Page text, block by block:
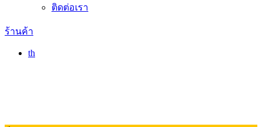
ติดต่อเรา
ร้านค้า
th